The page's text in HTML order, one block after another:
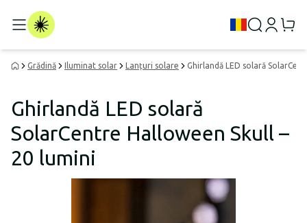
Grădină Iluminat solar Lanțuri solare Ghirlandă LED solară
Ghirlandă LED solară
SolarCentre Halloween Skull –
20 lumini